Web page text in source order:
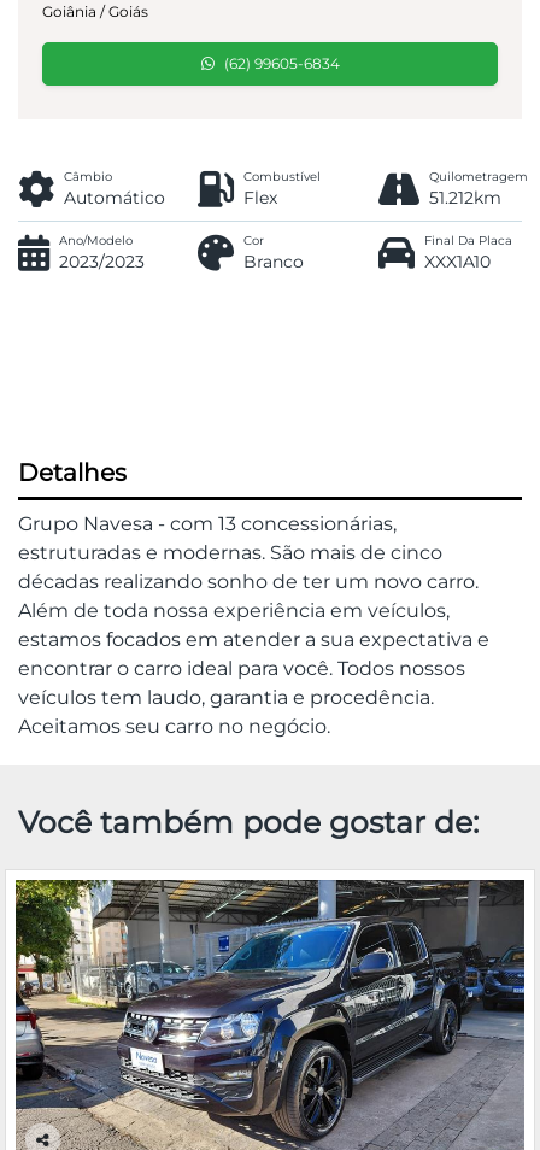
Goiânia / Goiás
(62) 99605-6834
Câmbio
Automático
Combustível
Flex
Quilometragem
51.212km
Ano/Modelo
2023/2023
Cor
Branco
Final Da Placa
XXX1A10
Detalhes
Grupo Navesa - com 13 concessionárias,
estruturadas e modernas. São mais de cinco
décadas realizando sonho de ter um novo carro.
Além de toda nossa experiência em veículos,
estamos focados em atender a sua expectativa e
encontrar o carro ideal para você. Todos nossos
veículos tem laudo, garantia e procedência.
Aceitamos seu carro no negócio.
Você também pode gostar de: